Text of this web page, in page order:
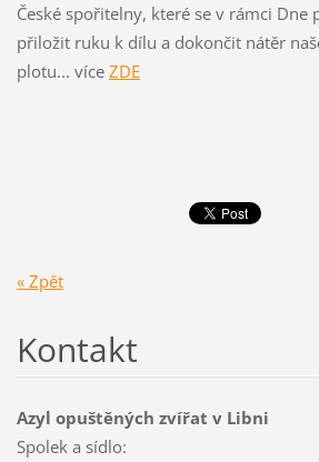
České spořitelny, které se v rámci
přiložit ruku k dílu a dokončit nátěr
plotu... více ZDE
« Zpět
Kontakt
Azyl opuštěných zvířat v Libni
Spolek a sídlo: